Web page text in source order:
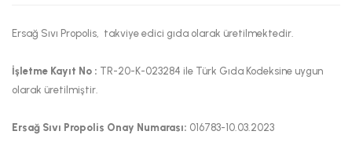
Ersağ Sıvı Propolis, takviye edici gıda olarak üretilmektedir.
İşletme Kayıt No : TR-20-K-023284 ile Türk Gıda Kodeksine uygun
olarak üretilmiştir.
Ersağ Sıvı Propolis Onay Numarası: 016783-10.03.2023